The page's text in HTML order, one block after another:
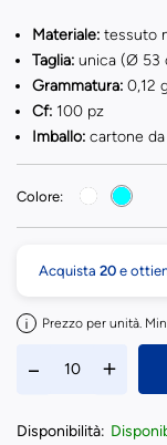
Materiale: tessuto
Taglia: unica (Ø 53
Grammatura: 0,12
Cf: 100 pz
Imballo: cartone
Colore:
Acquista 20 e
Prezzo per unità.
Disponibilità: